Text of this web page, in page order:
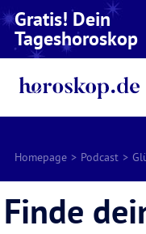
Gratis! Dein
Tageshoroskop
Homepage > Podcast >
Finde